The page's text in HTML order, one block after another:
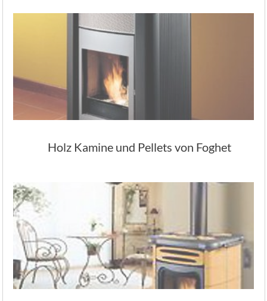
Holz Kamine und Pellets von Foghet